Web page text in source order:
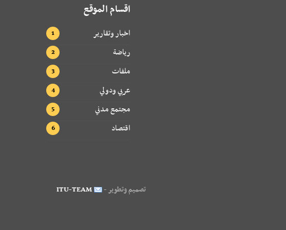
اقسام الموقع
اخبار وتقارير
رياضة
ملفات
عربي ودولي
مجتمع مدني
اقتصاد
تصميم وتطوير - ITU-TEAM